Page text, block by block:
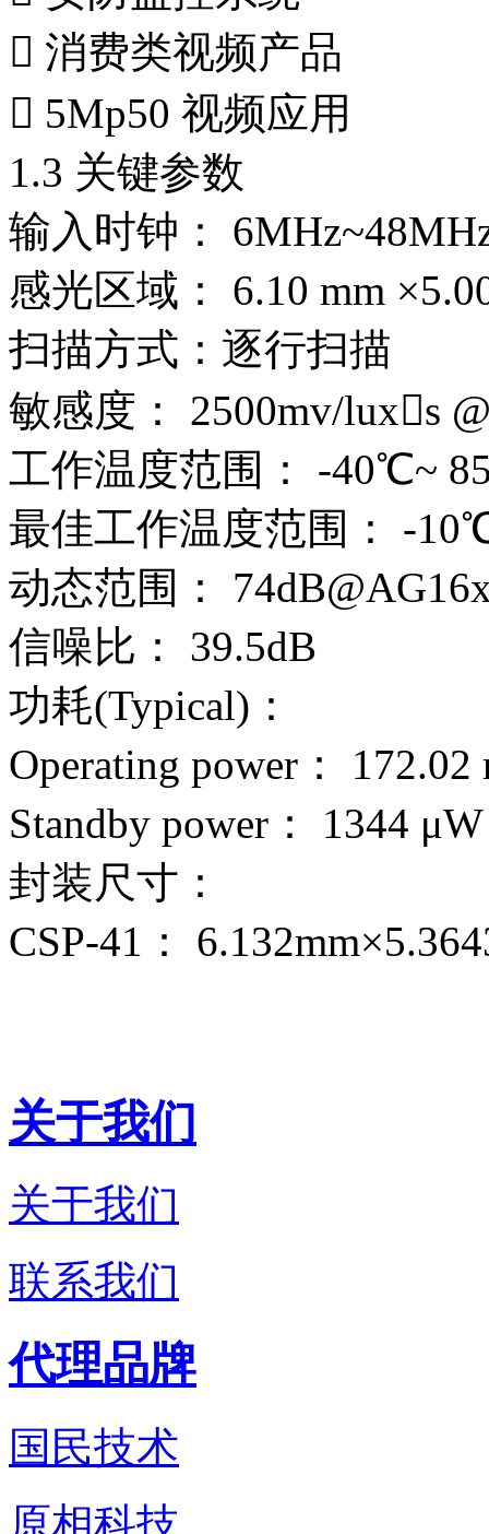
 消费类视频产品
 5Mp50 视频应用
1.3 关键参数
输入时钟：
感光区域： 6.10 mm
扫描方式：逐行扫描
敏感度： 2500mv/luxs
工作温度范围： -40℃~
最佳工作温度范围： -
动态范围：
信噪比： 39.5dB
功耗(Typical)：
Operating power： 172.02
Standby power： 1344 μW
封装尺寸：
CSP-41：
关于我们
关于我们
联系我们
代理品牌
国民技术
原相科技